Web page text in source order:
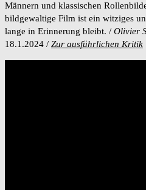
Männern und klassischen
bildgewaltige Film ist ein witziges
lange in Erinnerung bleibt. / Olivier
18.1.2024 / Zur ausführlichen Kritik